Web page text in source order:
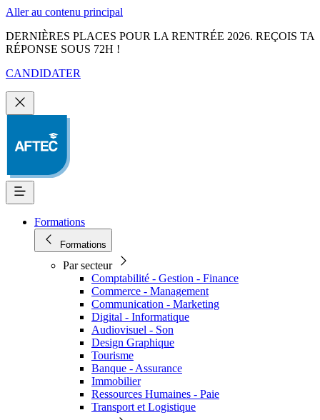
Aller au contenu principal
DERNIÈRES PLACES POUR LA RENTRÉE 2026. REÇOIS TA
RÉPONSE SOUS 72H !
CANDIDATER
Formations
Formations
Par secteur
Comptabilité - Gestion - Finance
Commerce - Management
Communication - Marketing
Digital - Informatique
Audiovisuel - Son
Design Graphique
Tourisme
Banque - Assurance
Immobilier
Ressources Humaines - Paie
Transport et Logistique